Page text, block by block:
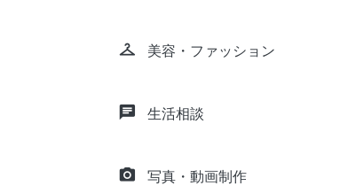
checkroom 美容・ファッション
chat 生活相談
camera_alt 写真・動画制作